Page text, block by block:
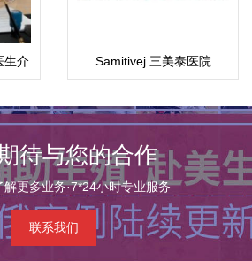
生介
哈
Samitivej 三美泰医院
待与您的合作
解更多业务·7*24小时专业服务
联系我们